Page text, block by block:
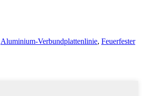
Aluminium-Verbundplattenlinie, Feuerfester